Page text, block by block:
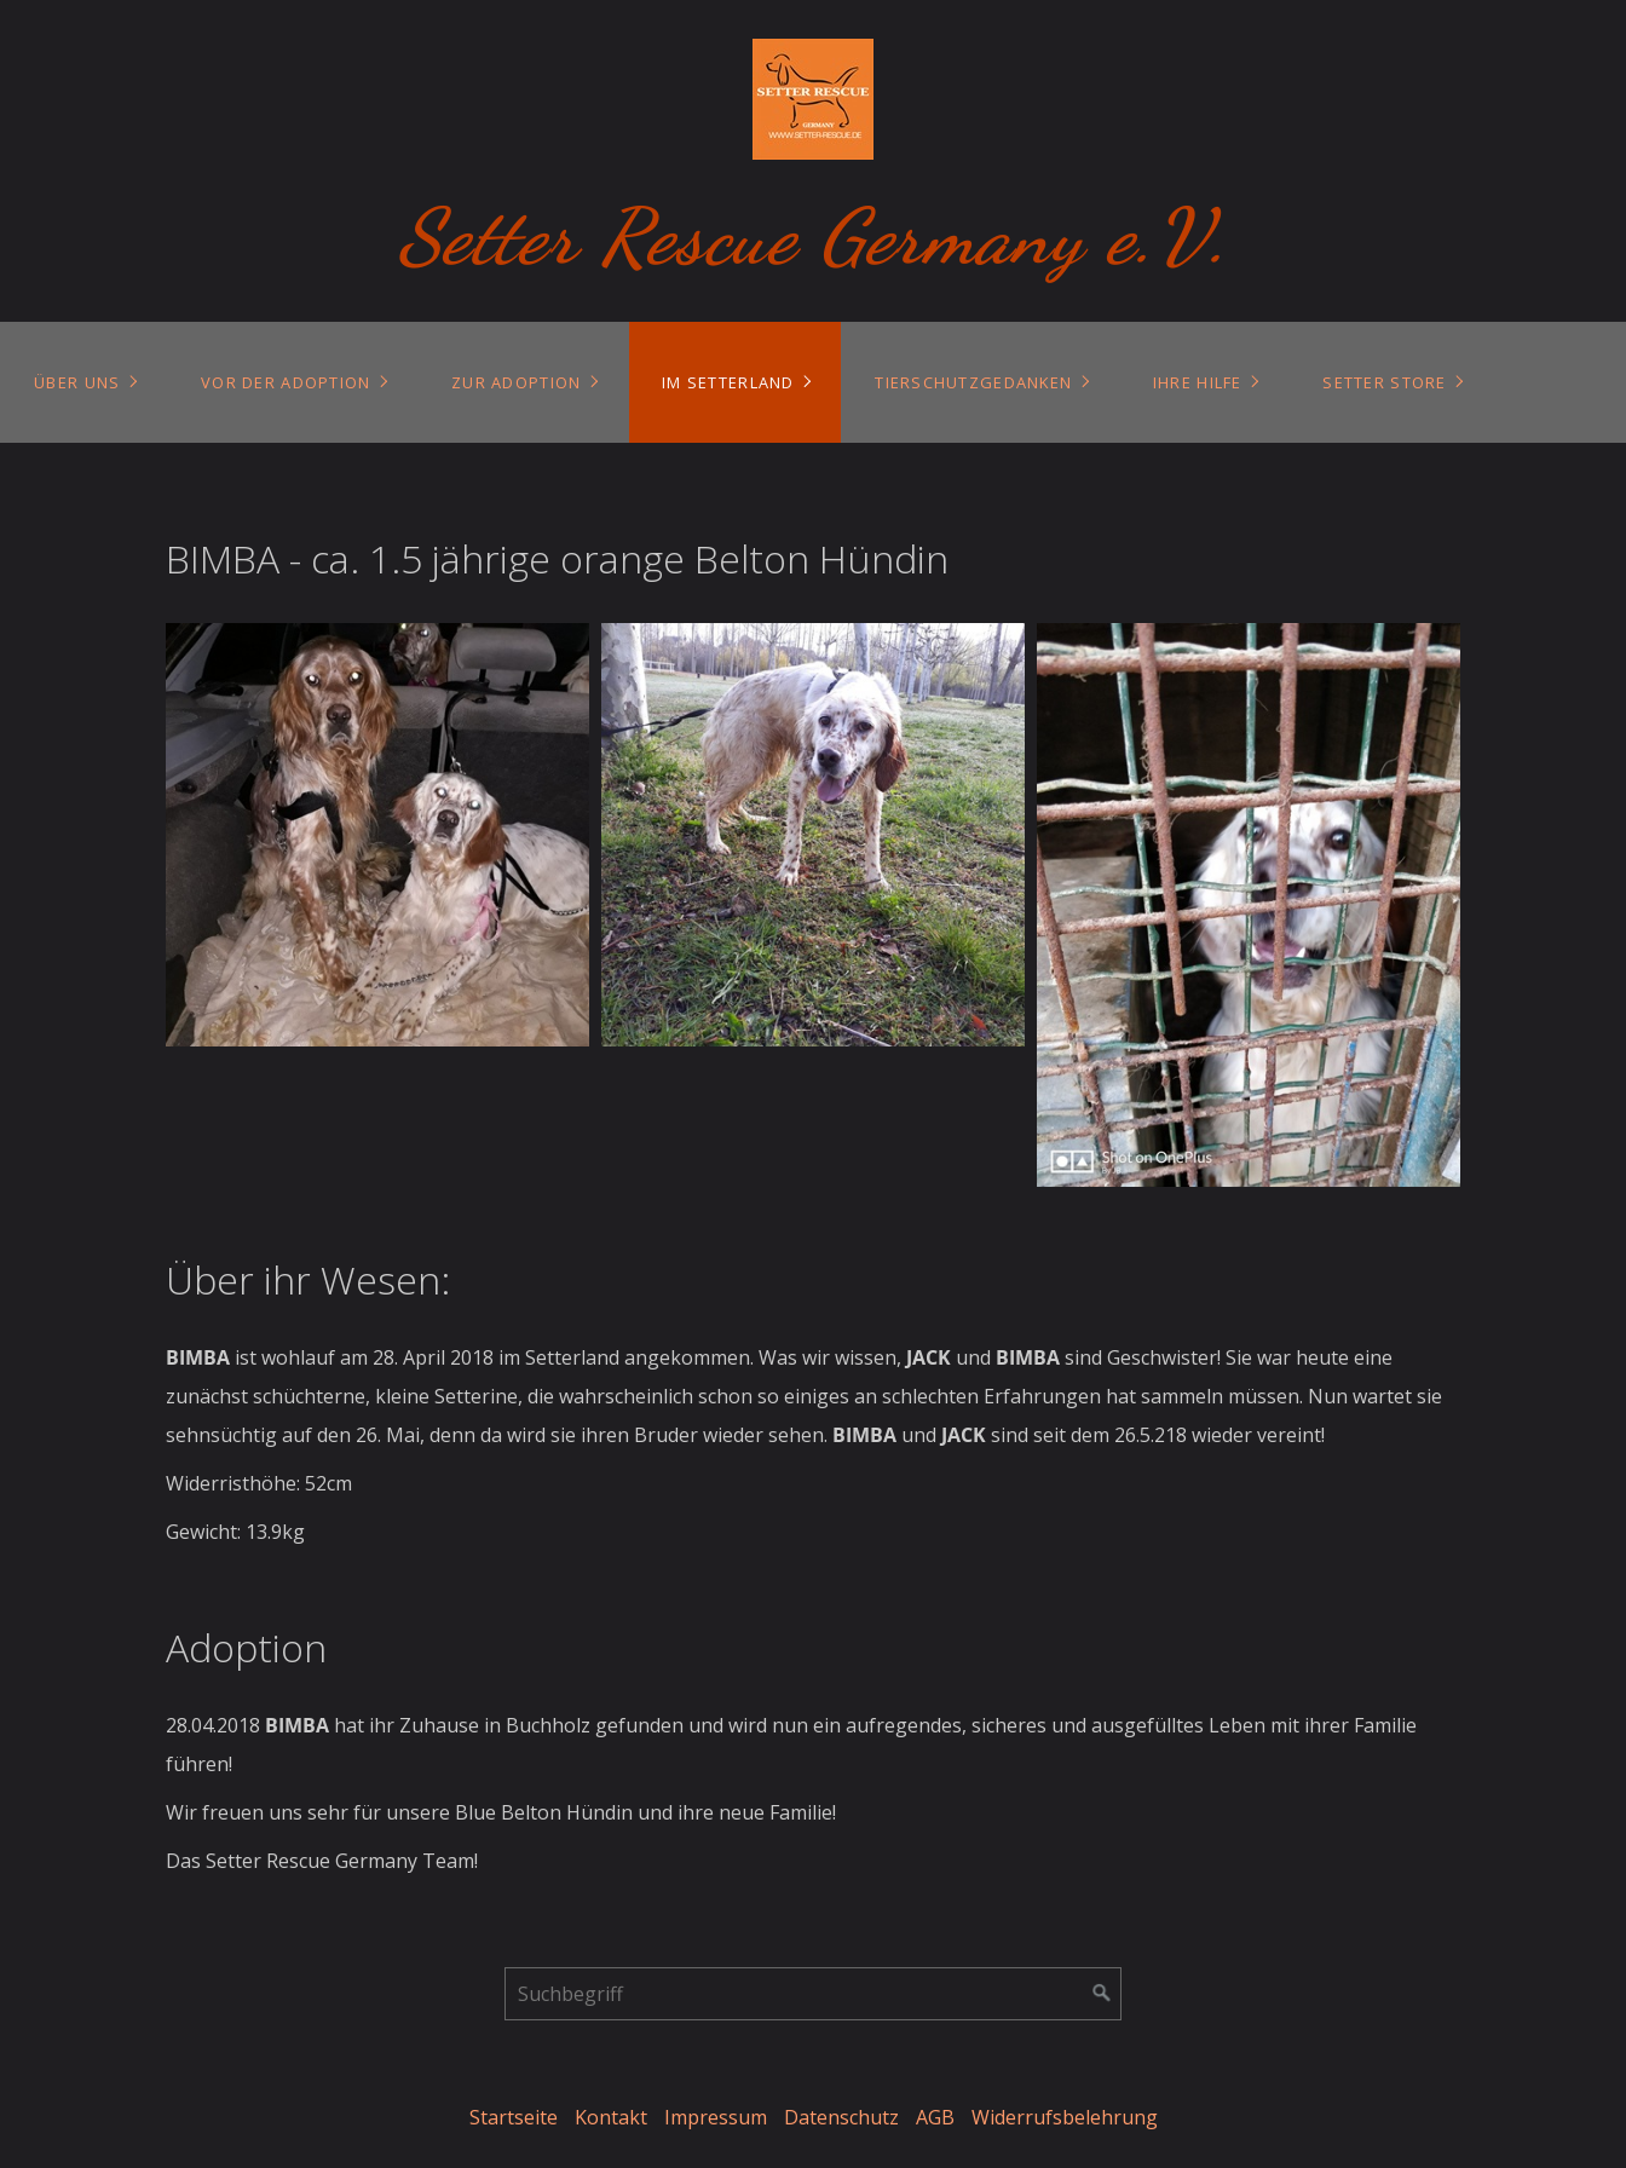
Setter Rescue Germany e.V.
ÜBER UNS VOR DER ADOPTION ZUR ADOPTION IM SETTERLAND TIERSCHUTZGEDANKEN IHRE HILFE SETTER STORE
BIMBA - ca. 1.5 jährige orange Belton Hündin
Über ihr Wesen:
BIMBA ist wohlauf am 28. April 2018 im Setterland angekommen. Was wir wissen, JACK und BIMBAsind Geschwister! Sie war heute eine
zunächst schüchterne, kleine Setterine, die wahrscheinlich schon so einiges an schlechten Erfahrungen hat sammeln müssen. Nun wartet sie
sehnsüchtig auf den 26. Mai, denn da wird sie ihren Bruder wieder sehen. BIMBA und JACKsind seit dem 26.5.218 wieder vereint!
Widerristhöhe: 52cm
Gewicht: 13.9kg
Adoption
28.04.2018 BIMBA hat ihr Zuhause in Buchholz gefunden und wird nun ein aufregendes, sicheres und ausgefülltes Leben mit ihrer Familie
führen!
Wir freuen uns sehr für unsere Blue Belton Hündin und ihre neue Familie!
Das Setter Rescue Germany Team!
Startseite Kontakt Impressum Datenschutz AGB Widerrufsbelehrung